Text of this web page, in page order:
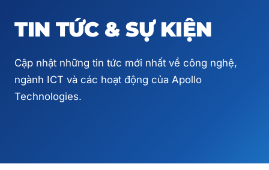
TIN TỨC & SỰ KIỆN
Cập nhật những tin tức mới nhất về công nghệ,
ngành ICT và các hoạt động của Apollo
Technologies.